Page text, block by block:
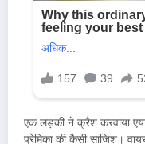
एक लड़की ने क्रैश करवाया
प्रेमिका की कैसी साजिश।